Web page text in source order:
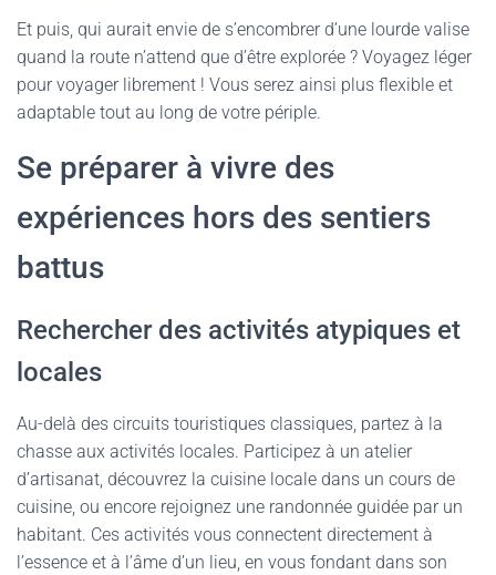
Et puis, qui aurait envie de s’encombrer d’une lourde valise
quand la route n’attend que d’être explorée ? Voyagez léger
pour voyager librement ! Vous serez ainsi plus flexible et
adaptable tout au long de votre périple.
Se préparer à vivre des
expériences hors des sentiers
battus
Rechercher des activités atypiques et
locales
Au-delà des circuits touristiques classiques, partez à la
chasse aux activités locales. Participez à un atelier
d’artisanat, découvrez la cuisine locale dans un cours de
cuisine, ou encore rejoignez une randonnée guidée par un
habitant. Ces activités vous connectent directement à
l’essence et à l’âme d’un lieu, en vous fondant dans son